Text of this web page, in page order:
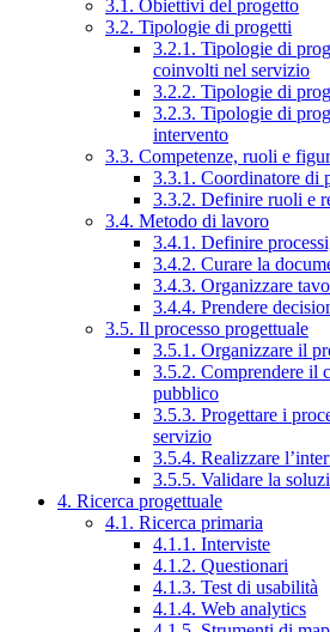
3.1. Obiettivi del progetto
3.2. Tipologie di progetti
3.2.1. Tipologie di
coinvolti nel servizio
3.2.2. Tipologie di
3.2.3. Tipologie di
intervento
3.3. Competenze, ruoli e
3.3.1. Coordinatore di
3.3.2. Definire ruoli e
3.4. Metodo di lavoro
3.4.1. Definire
3.4.2. Curare la
3.4.3. Organizzare
3.4.4. Prendere
3.5. Il processo progettuale
3.5.1. Organizzare il
3.5.2. Comprendere il
pubblico
3.5.3. Progettare i
servizio
3.5.4. Realizzare
3.5.5. Validare la
4. Ricerca progettuale
4.1. Ricerca primaria
4.1.1. Interviste
4.1.2. Questionari
4.1.3. Test di usabilità
4.1.4. Web analytics